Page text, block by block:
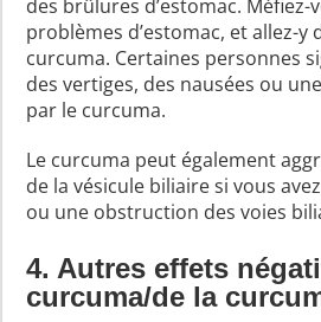
des brûlures d’estomac. Méfiez-
problèmes d’estomac, et allez-y
curcuma. Certaines personnes
des vertiges, des nausées ou
par le curcuma.
Le curcuma peut également
de la vésicule biliaire si vous
ou une obstruction des voies
4. Autres effets
curcuma/de la